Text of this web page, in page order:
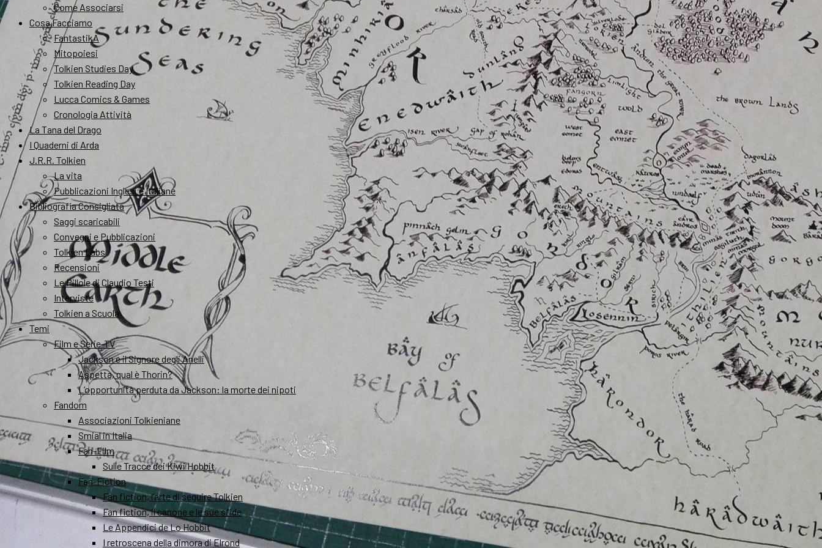
Come Associarsi
Cosa Facciamo
FantastikA
Mitopoiesi
Tolkien Studies Day
Tolkien Reading Day
Lucca Comics & Games
Cronologia Attività
La Tana del Drago
I Quaderni di Arda
J.R.R. Tolkien
La vita
Pubblicazioni Inglesi e Italiane
Bibliografia Consigliata
Saggi scaricabili
Convegni e Pubblicazioni
Tolkien Labs
Recensioni
Le Pillole di Claudio Testi
Interviste
Tolkien a Scuola
Temi
Film e Serie-TV
Jackson e il Signore degli Anelli
Aspetta, qual è Thorin?
L’opportunità perduta da Jackson: la morte dei nipoti
Fandom
Associazioni Tolkieniane
Smial in Italia
Fan-Film
Sulle Tracce dei Kiwi Hobbit
Fan-Fiction
Fan fiction, l’arte di seguire Tolkien
Fan fiction, il canone e le sue sfide
Le Appendici de Lo Hobbit
I retroscena della dimora di Elrond